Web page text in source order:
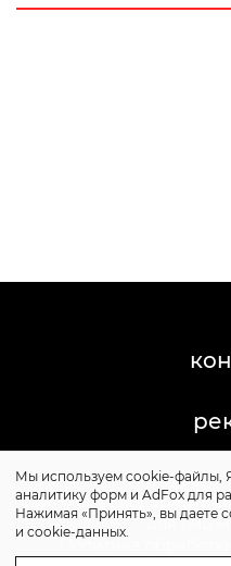
©2011-2026
Сайт может содержать
для лиц
Политика
Мы используем cookie-файлы,
аналитику форм и AdFox для
Нажимая «Принять», вы даете
и cookie-данных.